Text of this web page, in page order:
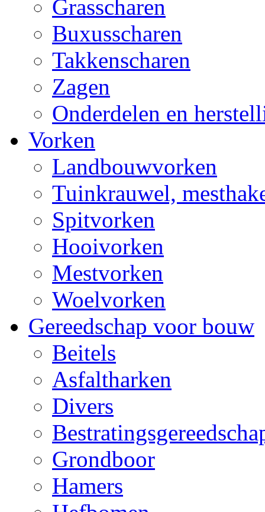
Grasscharen
Buxusscharen
Takkenscharen
Zagen
Onderdelen en
Vorken
Landbouwvorken
Tuinkrauwel,
Spitvorken
Hooivorken
Mestvorken
Woelvorken
Gereedschap voor bouw
Beitels
Asfaltharken
Divers
Grondboor
Hamers